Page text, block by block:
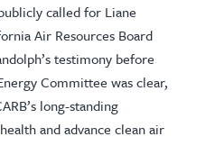
called for Liane
Air Resources Board
testimony before
Committee was clear,
long-standing
and advance clean air